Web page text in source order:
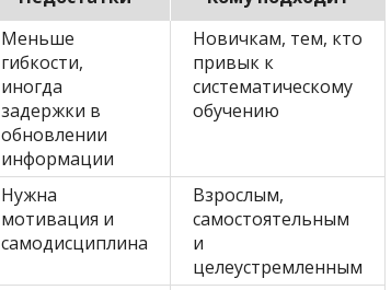
Меньше
гибкости,
иногда
задержки в
обновлении
информации
Новичкам, тем, кто
привык к
систематическому
обучению
Нужна
мотивация и
самодисциплина
Взрослым,
самостоятельным
и
целеустремленным